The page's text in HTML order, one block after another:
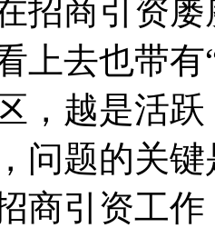
招商引资
上去也带
，越是活
问题的关
商引资工